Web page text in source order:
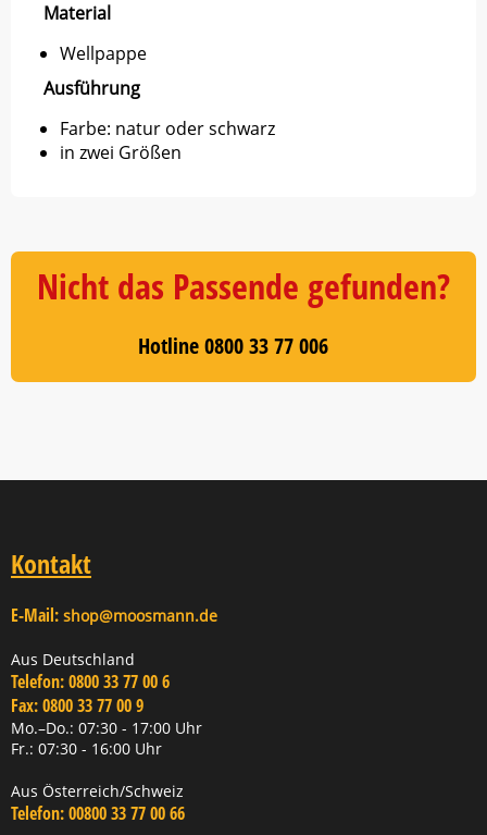
Material
Wellpappe
Ausführung
Farbe: natur oder schwarz
in zwei Größen
Nicht das Passende gefunden?
Hotline 0800 33 77 006
Kontakt
E-Mail: shop@moosmann.de
Aus Deutschland
Telefon:0800 33 77 00 6
Fax:0800 33 77 00 9
Mo.–Do.: 07:30 - 17:00 Uhr
Fr.: 07:30 - 16:00 Uhr
Aus Österreich/Schweiz
Telefon:00800 33 77 00 66